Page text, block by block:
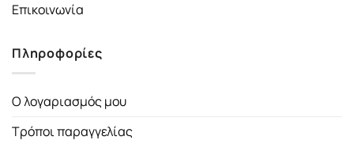
Επικοινωνία
Πληροφορίες
Ο λογαριασμός μου
Τρόποι παραγγελίας